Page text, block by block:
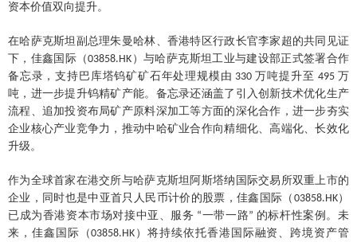
资本价值双向提升。
在哈萨克斯坦副总理朱曼哈林、香港特区行政长官李家超的共同见证
下， 佳鑫国际（03858.HK ）与哈萨克斯坦工业与建设部正式签署合作
备忘录，支持巴库塔钨矿矿石年处理规模由 330 万吨提升至495 万
吨，进一步提升钨精矿产能。备忘录还涵盖了引入创新技术优化生产
流程、追加投资布局矿产原料深加工等方面的深化合作，进一步夯实
企业核心产业竞争力，推动中哈矿业合作向精细化、高端化、长效化
升级。
作为全球首家在港交所与哈萨克斯坦阿斯塔纳国际交易所双重上市的
企业，同时也是中亚首只人民币计价的股票， 佳鑫国际（ 03858.HK）
已成为香港资本市场对接中亚、服务 “一带一路” 的标杆性案例。未
来， 佳鑫国际（03858.HK ）将持续依托香港国际融资、跨境资产管